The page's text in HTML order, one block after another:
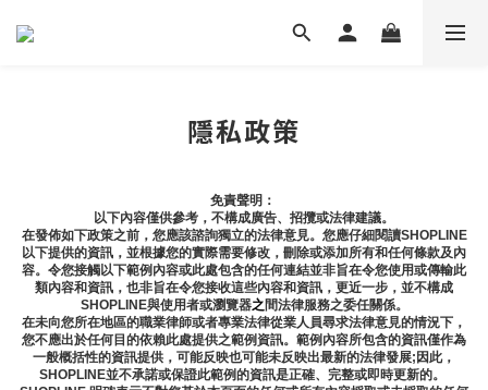
隱私政策
免責聲明：
以下內容僅供參考，不構成廣告、招攬或法律建議。
在發佈如下政策之前，您應該諮詢獨立的法律意見。您應仔細閱讀SHOPLINE
以下提供的資訊，並根據您的實際需要修改，刪除或添加所有和任何條款及內
容。令您接觸以下範例內容或此處包含的任何連結並非旨在令您使用或傳輸此
類內容和資訊，也非旨在令您接收這些內容和資訊，更近一步，並不構成
SHOPLINE與使用者或瀏覽器之 間法律服務之委任關係。
在未向您所在地區的職業律師或者專業法律從業人員尋求法律意見的情況下，
您不應出於任何目的依賴此處提供之範例資訊。範例內容所包含的資訊僅作為
一般概括性的資訊提供，可能反映也可能未反映出最新的法律發展;因此，
SHOPLINE並不承諾或保證此範例的資訊是正確、完整或即時更新的。